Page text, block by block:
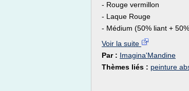
- Rouge vermillon
- Laque Rouge
- Médium (50% liant +
Voir la suite
Par : Imagina'Mandine
Thèmes liés : peinture